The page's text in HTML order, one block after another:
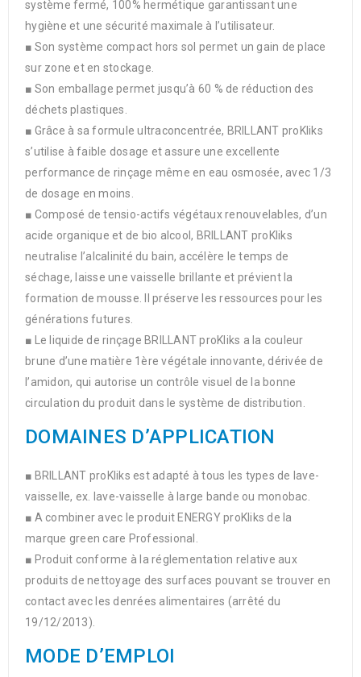
système fermé, 100% hermétique garantissant une
hygiène et une sécurité maximale à l’utilisateur.
■ Son système compact hors sol permet un gain de place
sur zone et en stockage.
■ Son emballage permet jusqu’à 60 % de réduction des
déchets plastiques.
■ Grâce à sa formule ultraconcentrée, BRILLANT proKliks
s’utilise à faible dosage et assure une excellente
performance de rinçage même en eau osmosée, avec 1/3
de dosage en moins.
■ Composé de tensio-actifs végétaux renouvelables, d’un
acide organique et de bio alcool, BRILLANT proKliks
neutralise l’alcalinité du bain, accélère le temps de
séchage, laisse une vaisselle brillante et prévient la
formation de mousse. Il préserve les ressources pour les
générations futures.
■ Le liquide de rinçage BRILLANT proKliks a la couleur
brune d’une matière 1ère végétale innovante, dérivée de
l’amidon, qui autorise un contrôle visuel de la bonne
circulation du produit dans le système de distribution.
DOMAINES D’APPLICATION
■ BRILLANT proKliks est adapté à tous les types de lave-
vaisselle, ex. lave-vaisselle à large bande ou monobac.
■ A combiner avec le produit ENERGY proKliks de la
marque green care Professional.
■ Produit conforme à la réglementation relative aux
produits de nettoyage des surfaces pouvant se trouver en
contact avec les denrées alimentaires (arrêté du
19/12/2013).
MODE D’EMPLOI